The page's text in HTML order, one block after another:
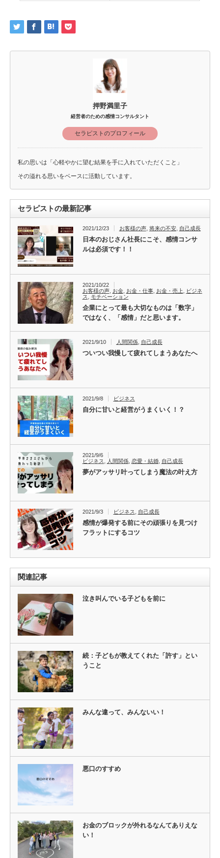
押野満里子
経営者のための感情コンサルタント
セラピストのプロフィール
私の思いは「心軽やかに望む結果を手に入れていただくこと」
その溢れる思いをベースに活動しています。
セラピストの最新記事
2021/12/23 お客様の声, 将来の不安, 自己成長
日本のおじさん社長にこそ、感情コンサ
ルは必須です！！
2021/10/22
お客様の声, お金, お金・仕事, お金・売上
ビジネ
ス
モチベーション
企業にとって最も大切なものは「数字」
ではなく、「感情」だと思います。
2021/9/10 人間関係, 自己成長
ついつい我慢して疲れてしまうあなたへ
2021/9/8 ビジネス
自分に甘いと経営がうまくいく！？
2021/9/6
ビジネス
人間関係, 恋愛・結婚, 自己成長
夢がアッサリ叶ってしまう魔法の叶え方
2021/9/3 ビジネス 自己成長
感情が爆発する前にその頑張りを見つけ
フラットにするコツ
関連記事
泣き叫んでいる子どもを前に
続：子どもが教えてくれた「許す」とい
うこと
みんな違って、みんないい！
悪口のすすめ
お金のブロックが外れるなんてありえな
い！